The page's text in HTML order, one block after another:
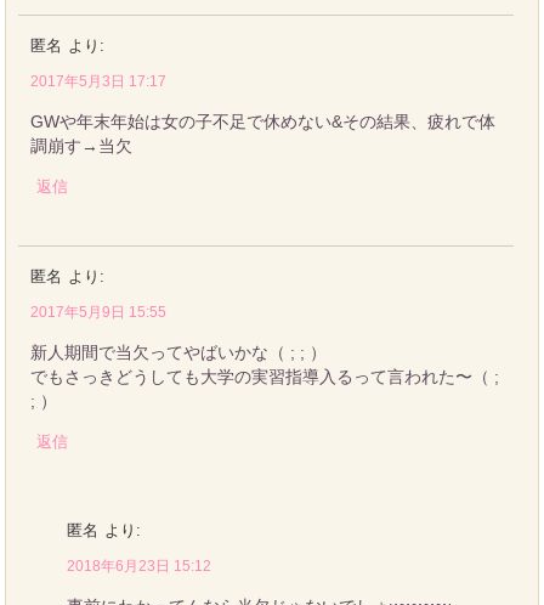
匿名 より:
2017年5月3日 17:17
GWや年末年始は女の子不足で休めない&その結果、疲れで体
調崩す→当欠
返信
匿名 より:
2017年5月9日 15:55
新人期間で当欠ってやばいかな（ ; ; ）
でもさっきどうしても大学の実習指導入るって言われた〜（ ;
; ）
返信
匿名 より:
2018年6月23日 15:12